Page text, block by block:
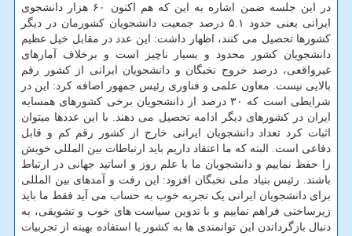
در این جلسه ضمن اشاره به این که هم اکنون ۶۰ هزار دانشجوی
ایرانی یعنی حدود ۵.۱ درصد جمعیت دانشجویان کشورمان در دیگر
کشورها تحصیل می کنند، اظهار داشت: این عدد در مقابل خیل عظیم
دانشجویان کشور محدود و بسیار ناچیز است و برخلاف آمارهای
غیرواقعی، درصد خروج نخبگان و دانشجویان ایرانی از کشور رقم
بالایی نیست. معاون علمی و فناوری رئیس جمهور اضافه کرد: این در
شرایطی است که ۳۰ درصد از دانشجویان برخی کشورهای همسایه
ایران در کشورهای دیگر ادامه تحصیل می دهند. با این عددها میتوان
اثبات کرد تعداد دانشجویان ایرانی خارج از کشور رقم کم و قابل
دفاعی است. البته که ما اعتقاد داریم باید ارتباطات بین المللی خویش
را حفظ نماییم و دانشجویان ما با علم روز و اساتید جهانی در ارتباط
باشند. رئیس بنیاد ملی نخبگان افزود: این رفت و آمدهای بین المللی
برای دانشجویان ایرانی یک تجربه خوب به حساب می آید فقط ما باید
زیرساختی فراهم نماییم و با تدوین سیاست های خوب و تشویقی، به
دنبال بازگرداندن این توانمندی ها به کشور یا استفاده بهینه از تجربیات